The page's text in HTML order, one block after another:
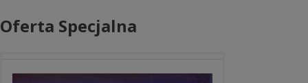
Oferta Specjalna